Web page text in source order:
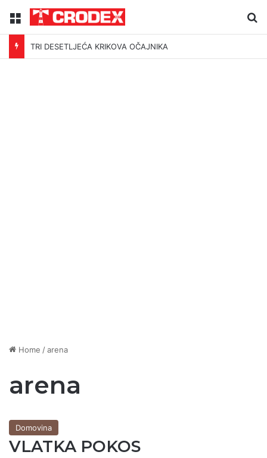
Menu
TRI DESETLJEĆA KRIKOVA OČAJNIKA
Home /arena
arena
Domovina
VLATKA POKOS